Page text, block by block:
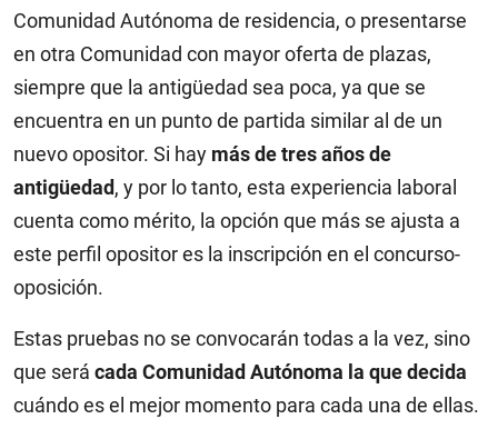
Comunidad Autónoma de residencia, o presentarse
en otra Comunidad con mayor oferta de plazas,
siempre que la antigüedad sea poca, ya que se
encuentra en un punto de partida similar al de un
nuevo opositor. Si hay más de tres años de
antigüedad, y por lo tanto, esta experiencia laboral
cuenta como mérito, la opción que más se ajusta a
este perfil opositor es la inscripción en el concurso-
oposición.
Estas pruebas no se convocarán todas a la vez, sino
que será cada Comunidad Autónoma la que decida
cuándo es el mejor momento para cada una de ellas.